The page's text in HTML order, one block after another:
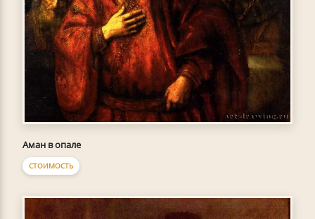
Аман в опале
СТОИМОСТЬ